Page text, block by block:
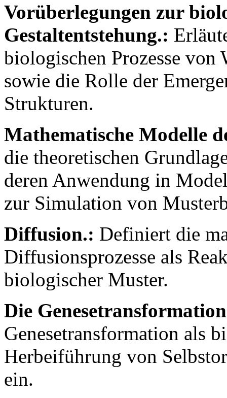
Vorüberlegungen zur
Gestaltentstehung.:
biologischen Prozesse
sowie die Rolle der
Strukturen.
Mathematische Modelle
die theoretischen
deren Anwendung in
zur Simulation von
Diffusion.: Definiert die
Diffusionsprozesse als
biologischer Muster.
Die
Genesetransformation als
Herbeiführung von
ein.